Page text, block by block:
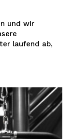
und wir
laufend ab,